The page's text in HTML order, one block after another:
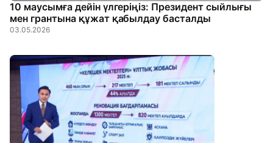
10 маусымға дейін үлгеріңіз: Президент сыйлығы
мен грантына құжат қабылдау басталды
03.05.2026